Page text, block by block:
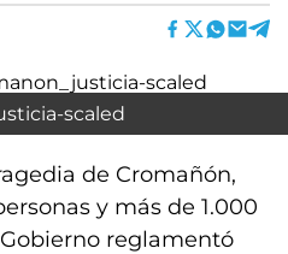
scaled
de Cromañón,
y más de 1.000
reglamentó